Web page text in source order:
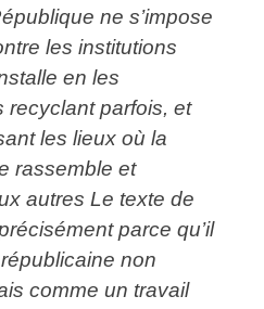
ne s’impose
les institutions
en les
recyclant parfois, et
les lieux où la
rassemble et
autres Le texte de
parce qu’il
non
comme un travail